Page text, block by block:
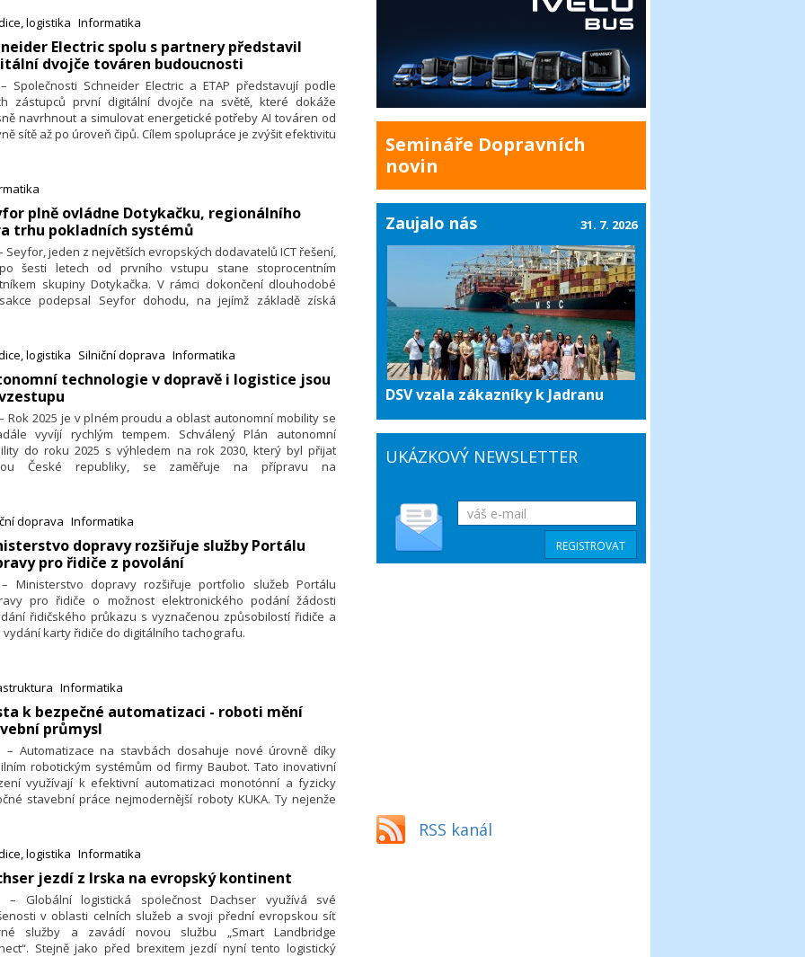
návěsů BERGERecotrail a Van Hool, spolu se společnostmi
Atlantis Global System, Checkturio, Fleetloop a Heylog,
Schmitz Cargobull na veletrhu transport logistic
inovativní řešení, která pomáhají zefektivnit pracovní
snížit náklady a zvýšit spokojenost zákazníků.
logistika Informatika
Electric spolu s partnery představil
dvojče továren budoucnosti
Společnosti Schneider Electric a ETAP představují podle
zástupců první digitální dvojče na světě, které dokáže
navrhnout a simulovat energetické potřeby AI továren od
sítě až po úroveň čipů. Cílem spolupráce je zvýšit efektivitu
plně ovládne Dotykačku, regionálního
trhu pokladních systémů
Seyfor, jeden z největších evropských dodavatelů ICT řešení,
šesti letech od prvního vstupu stane stoprocentním
skupiny Dotykačka. V rámci dokončení dlouhodobé
podepsal Seyfor dohodu, na jejímž základě získá
výrazný přesah na polský a slovenský trh.
logistika Silniční doprava Informatika
technologie v dopravě i logistice jsou
Rok 2025 je v plném proudu a oblast autonomní mobility se
vyvíjí rychlým tempem. Schválený Plán autonomní
do roku 2025 s výhledem na rok 2030, který byl přijat
České republiky, se zaměřuje na přípravu na
autonomního řízení a maximální využití moderních
k zajištění bezpečnosti silničního provozu.
doprava Informatika
dopravy rozšiřuje služby Portálu
pro řidiče z povolání
– Ministerstvo dopravy rozšiřuje portfolio služeb Portálu
pro řidiče o možnost elektronického podání žádosti
řidičského průkazu s vyznačenou způsobilostí řidiče a
vydání karty řidiče do digitálního tachografu.
Informatika
k bezpečné automatizaci - roboti mění
průmysl
– Automatizace na stavbách dosahuje nové úrovně díky
robotickým systémům od firmy Baubot. Tato inovativní
využívají k efektivní automatizaci monotónní a fyzicky
stavební práce nejmodernější roboty KUKA. Ty nejenže
logistika Informatika
jezdí z Irska na evropský kontinent
– Globální logistická společnost Dachser využívá své
v oblasti celních služeb a svoji přední evropskou síť
služby a zavádí novou službu „Smart Landbridge
Stejně jako před brexitem jezdí nyní tento logistický
Semináře Dopravních
novin
Zaujalo nás
DSV vzala zákazníky k Jadranu
31. 7. 2026
UKÁZKOVÝ NEWSLETTER
RSS kanál